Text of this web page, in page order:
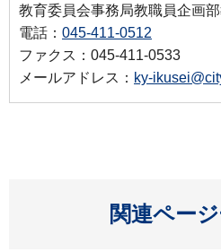
教育委員会事務局教職員企画
電話： 045-411-0512
ファクス：045-411-0533
メールアドレス： ky-
関連ペー